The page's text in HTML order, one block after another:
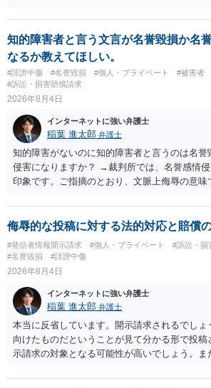
いでしょう。７月中にアカウントが削除され
ても失敗する可能性が高いように思われます。
合、相手に全ての弁護士費用を負担させるこ
訴訟外の交渉で相手方が認めれば負担させるこ
訴訟で判決となった場合は、実際の弁護士費用
められない場合があり何ともいえないところで
知的障害者と言う文言が名誉毀損か名
なるか教えてほしい。
#誹謗中傷 #名誉毀損 #個人・プライベート #被害者
#訴訟・損害賠償請求
2026年8月4日
インターネットに強い弁護士
稲葉 進太郎 弁護士
知的障害がないのに知的障害者と言うのは名
侵害になりますか？ →裁判所では、名誉感情
印象です。ご指摘のとおり、文脈上侮辱の意
侮辱的な投稿に対する法的対応と賠償
#発信者情報開示請求 #個人・プライベート #訴訟・損
#名誉毀損
#誹謗中傷
2026年8月4日
インターネットに強い弁護士
稲葉 進太郎 弁護士
本当に反省しています。開示請求されるでし
向けたものだということが見て分かる形で投稿
示請求の対象となる可能性が高いでしょう。
と存じます。発信者情報開示請求が進むと、